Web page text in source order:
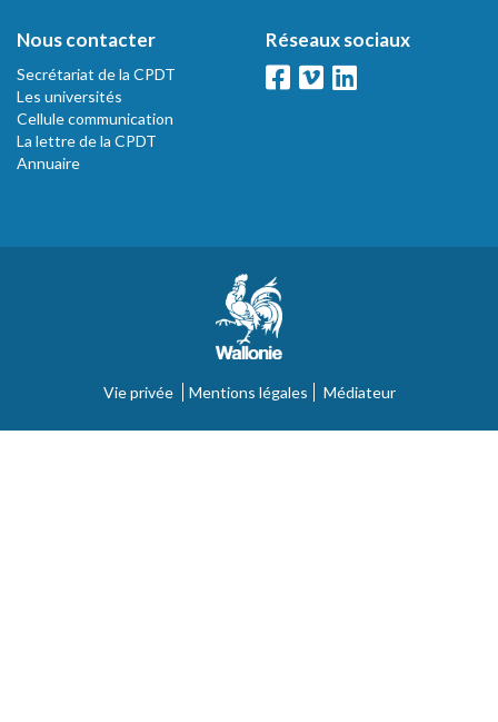
Nous contacter
Secrétariat de la CPDT
Les universités
Cellule communication
La lettre de la CPDT
Annuaire
Réseaux sociaux
Vie privée Mentions légales Médiateur